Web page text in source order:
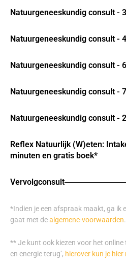
Natuurgeneeskundig consult -
Natuurgeneeskundig consult -
Natuurgeneeskundig consult -
Natuurgeneeskundig consult -
Natuurgeneeskundig consult -
Reflex Natuurlijk (W)eten:
minuten en gratis boek*
Vervolgconsult
*Indien je een afspraak maakt, ga ik
gaat met dealgemene-voorwaarden.
** Je kunt ook kiezen voor het online
en energie terug’, hierover kun je hier